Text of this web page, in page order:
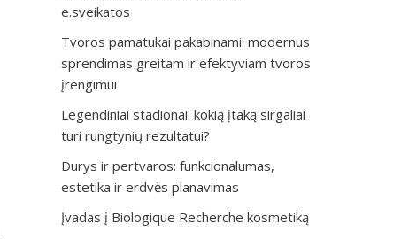
e.sveikatos
Tvoros pamatukai pakabinami: modernus
sprendimas greitam ir efektyviam tvoros
įrengimui
Legendiniai stadionai: kokią įtaką sirgaliai
turi rungtynių rezultatui?
Durys ir pertvaros: funkcionalumas,
estetika ir erdvės planavimas
Įvadas į Biologique Recherche kosmetiką